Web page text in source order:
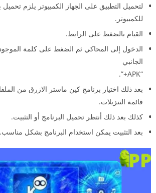
لتحميل التطبيق على الجهاز الكمبيوتر يلزم
للكمبيوتر.
القيام بالضغط على الرابط.
الدخول إلى المحاكي ثم الضغط على كلمة
الجانبي
“APK+”.
بعد ذلك اختيار برنامج كين ماستر الازرق من
قائمة التنزيلات.
كذلك بعد ذلك أنتظر تحميل البرنامج أو التثبيت.
بعد التثبيت يمكن استخدام البرنامج بشكل مناسب.